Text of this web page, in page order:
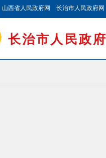
山西省人民政府网 长治市人民政府网
长治市人民政府